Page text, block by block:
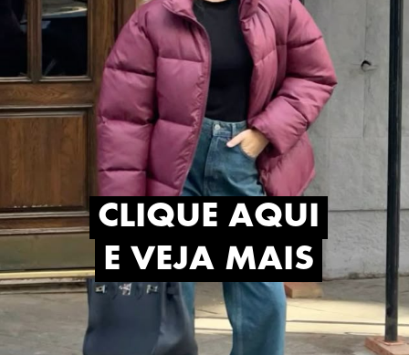
CLIQUE AQUI
E VEJA MAIS
CLIQUE AQUI
E VEJA MAIS